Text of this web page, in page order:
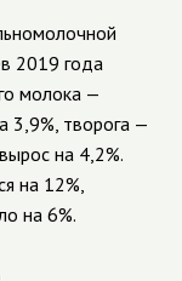
2019 года
молока —
3,9%, творога —
на 4,2%.
на 12%,
на 6%.